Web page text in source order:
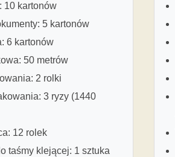
10 kartonów
5 kartonów
6 kartonów
50 metrów
2 rolki
3 ryzy (1440
12 rolek
taśmy klejącej: 1 sztuka